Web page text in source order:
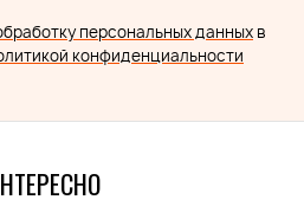
персональных данных в
конфиденциальности